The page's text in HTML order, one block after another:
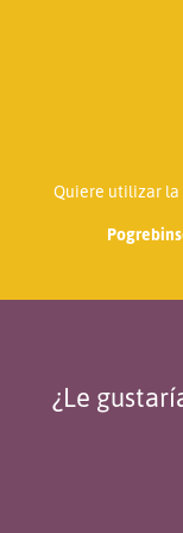
Quiere utilizar la
¿Le